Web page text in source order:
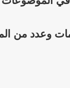
وعدد من